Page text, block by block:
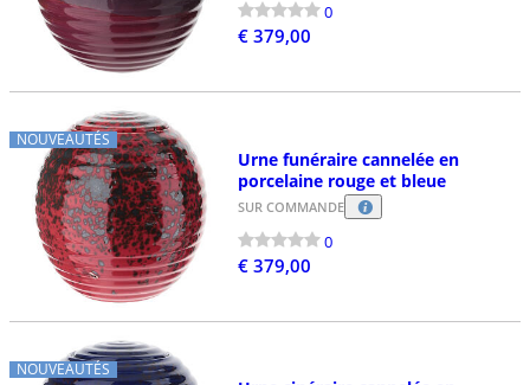
0
€ 379,00
NOUVEAUTÉS
Urne funéraire cannelée en
porcelaine rouge et bleue
SUR COMMANDE
0
€ 379,00
NOUVEAUTÉS